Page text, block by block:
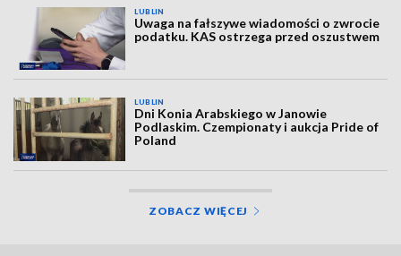
LUBLIN
Uwaga na fałszywe wiadomości o zwrocie
podatku. KAS ostrzega przed oszustwem
LUBLIN
Dni Konia Arabskiego w Janowie
Podlaskim. Czempionaty i aukcja Pride of
Poland
ZOBACZ WIĘCEJ